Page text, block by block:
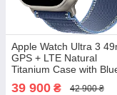
Apple Watch Ultra 3
GPS + LTE Natural
Titanium Case with
Alpine Blue/Bright Blue
Loop (M/L) (MEWU4)
39 900 ₴ 42 900 ₴